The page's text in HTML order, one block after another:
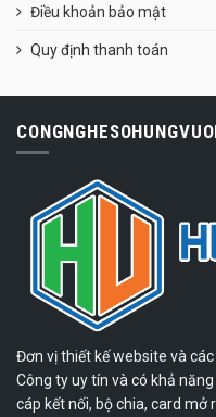
Điều khoản bảo mật
Quy định thanh toán
Đơn vị thiết kế website và
Công ty uy tín và có khả
cáp kết nối, bộ chia, card mở